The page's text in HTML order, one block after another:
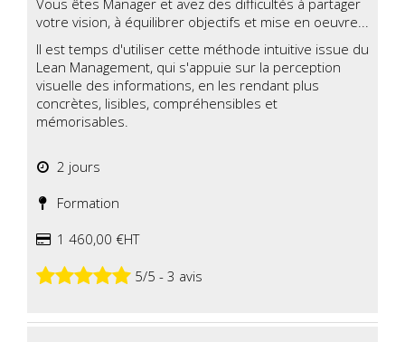
Vous êtes Manager et avez des difficultés à partager
votre vision, à équilibrer objectifs et mise en oeuvre...
Il est temps d'utiliser cette méthode intuitive issue du
Lean Management, qui s'appuie sur la perception
visuelle des informations, en les rendant plus
concrètes, lisibles, compréhensibles et
mémorisables.
2 jours
Formation
1 460,00 €HT
5/5 - 3 avis